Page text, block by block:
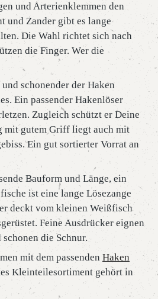
und Arterienklemmen den
und Zander gibt es lange
Die Wahl richtet sich nach
die Finger. Wer die
schonender der Haken
Ein passender Hakenlöser
Zugleich schützt er Deine
mit gutem Griff liegt auch mit
Ein gut sortierter Vorrat an
Bauform und Länge, ein
ist eine lange Lösezange
deckt vom kleinen Weißfisch
Feine Ausdrücker eignen
die Schnur.
mit dem passenden Haken
Kleinteilesortiment gehört in